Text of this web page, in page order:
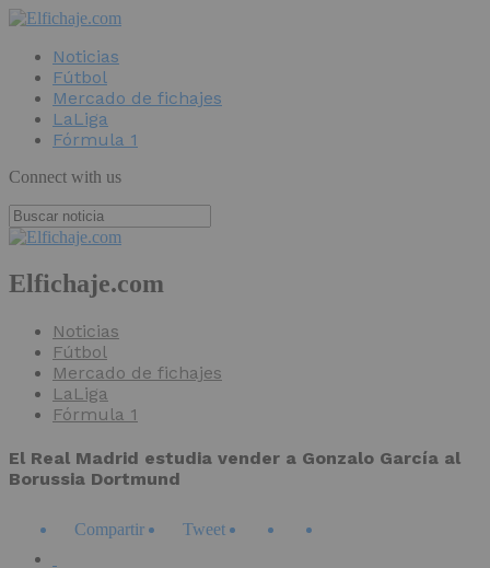
Noticias
Fútbol
Mercado de fichajes
LaLiga
Fórmula 1
Connect with us
Elfichaje.com
Noticias
Fútbol
Mercado de fichajes
LaLiga
Fórmula 1
El Real Madrid estudia vender a Gonzalo García al
Borussia Dortmund
Compartir Tweet